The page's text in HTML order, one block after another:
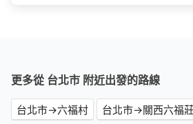
更多從 台北市 附近出發的路線
台北市→六福村
台北市→關西六福